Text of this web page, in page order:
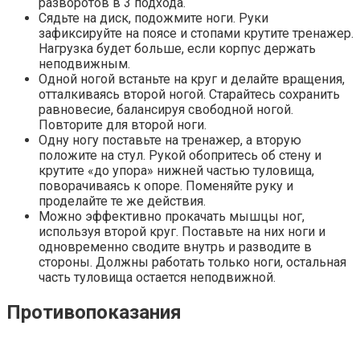
Сядьте на диск, подожмите ноги. Руки
зафиксируйте на поясе и стопами крутите тренажер.
Нагрузка будет больше, если корпус держать
неподвижным.
Одной ногой встаньте на круг и делайте вращения,
отталкиваясь второй ногой. Старайтесь сохранить
равновесие, балансируя свободной ногой.
Повторите для второй ноги.
Одну ногу поставьте на тренажер, а вторую
положите на стул. Рукой обопритесь об стену и
крутите «до упора» нижней частью туловища,
поворачиваясь к опоре. Поменяйте руку и
проделайте те же действия.
Можно эффективно прокачать мышцы ног,
используя второй круг. Поставьте на них ноги и
одновременно сводите внутрь и разводите в
стороны. Должны работать только ноги, остальная
часть туловища остается неподвижной.
Противопоказания